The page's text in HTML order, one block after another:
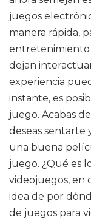
juegos
manera rápida,
entretenimiento
dejan
experiencia
instante, es
juego. Acabas
deseas sentarte
una buena
juego. ¿Qué es
videojuegos, en
idea de por
de juegos para